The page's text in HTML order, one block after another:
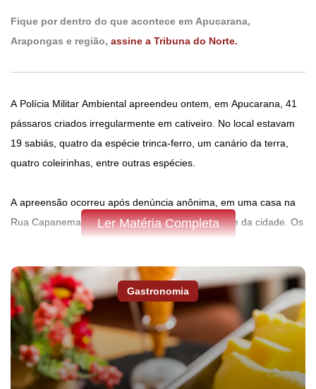
Fique por dentro do que acontece em Apucarana,
Arapongas e região, assine a Tribuna do Norte.
A Polícia Militar Ambiental apreendeu ontem, em Apucarana, 41
pássaros criados irregularmente em cativeiro. No local estavam
19 sabiás, quatro da espécie trinca-ferro, um canário da terra,
quatro coleirinhas, entre outras espécies.
A apreensão ocorreu após denúncia anônima, em uma casa na
Rua Capanema, no Jardim Capanema, zona oeste da cidade. Os
anônima.
Um homem foi detido no local e levado à Décima Sétima
Subdivisão Policial (SDP). Após prestar depoimento, ele foi
liberado para responder processo em liberdade.
Ler Matéria Completa
Gastronomia